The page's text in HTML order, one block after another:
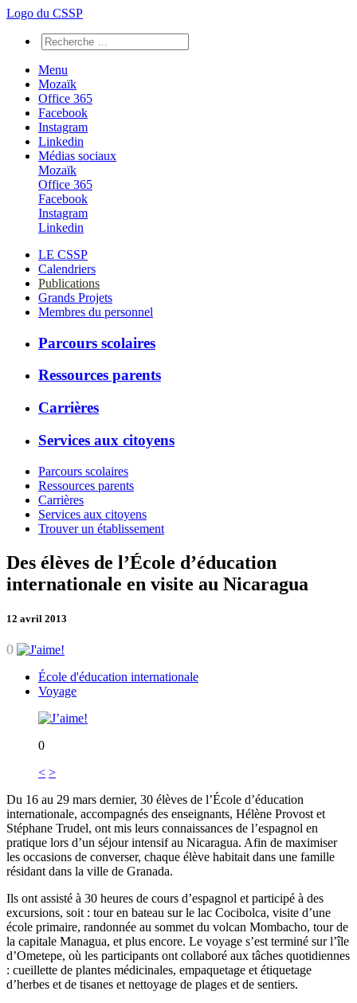
Logo du CSSP
Menu
Mozaïk
Office 365
Facebook
Instagram
Linkedin
Médias sociaux
Mozaïk
Office 365
Facebook
Instagram
Linkedin
LE CSSP
Calendriers
Publications
Grands Projets
Membres du personnel
Parcours scolaires
Ressources parents
Carrières
Services aux citoyens
Parcours scolaires
Ressources parents
Carrières
Services aux citoyens
Trouver un établissement
Des élèves de l’École d’éducation
internationale en visite au Nicaragua
12 avril 2013
0
École d'éducation internationale
Voyage
0
< >
Du 16 au 29 mars dernier, 30 élèves de l’École d’éducation
internationale, accompagnés des enseignants, Hélène Provost et
Stéphane Trudel, ont mis leurs connaissances de l’espagnol en
pratique lors d’un séjour intensif au Nicaragua. Afin de maximiser
les occasions de converser, chaque élève habitait dans une famille
résidant dans la ville de Granada.
Ils ont assisté à 30 heures de cours d’espagnol et participé à des
excursions, soit : tour en bateau sur le lac Cocibolca, visite d’une
école primaire, randonnée au sommet du volcan Mombacho, tour de
la capitale Managua, et plus encore. Le voyage s’est terminé sur l’île
d’Ometepe, où les participants ont collaboré aux tâches quotidiennes
: cueillette de plantes médicinales, empaquetage et étiquetage
d’herbes et de tisanes et nettoyage de plages et de sentiers.